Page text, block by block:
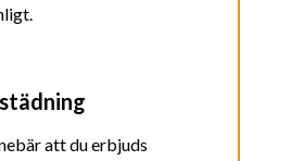
att du erbjuds